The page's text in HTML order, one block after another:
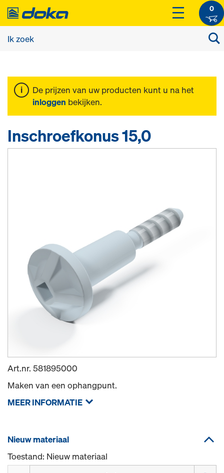
0
De prijzen van uw producten kunt u na het
inloggen bekijken.
Inschroefkonus 15,0
Art.nr. 581895000
Maken van een ophangpunt.
MEER INFORMATIE
Nieuw materiaal
Toestand: Nieuw materiaal